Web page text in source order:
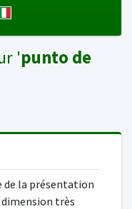
'punto de
de la présentation
très